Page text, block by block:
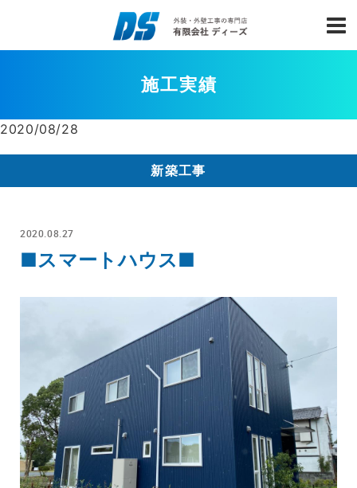
施工実績
2020/08/28
新築工事
2020.08.27
■スマートハウス■